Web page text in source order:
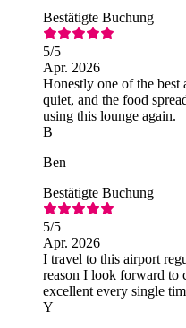
Bestätigte Buchung
5/5
Apr. 2026
Honestly one of the best
quiet, and the food
using this lounge again.
B
Ben
Bestätigte Buchung
5/5
Apr. 2026
I travel to this airport
reason I look forward to
excellent every single
Y